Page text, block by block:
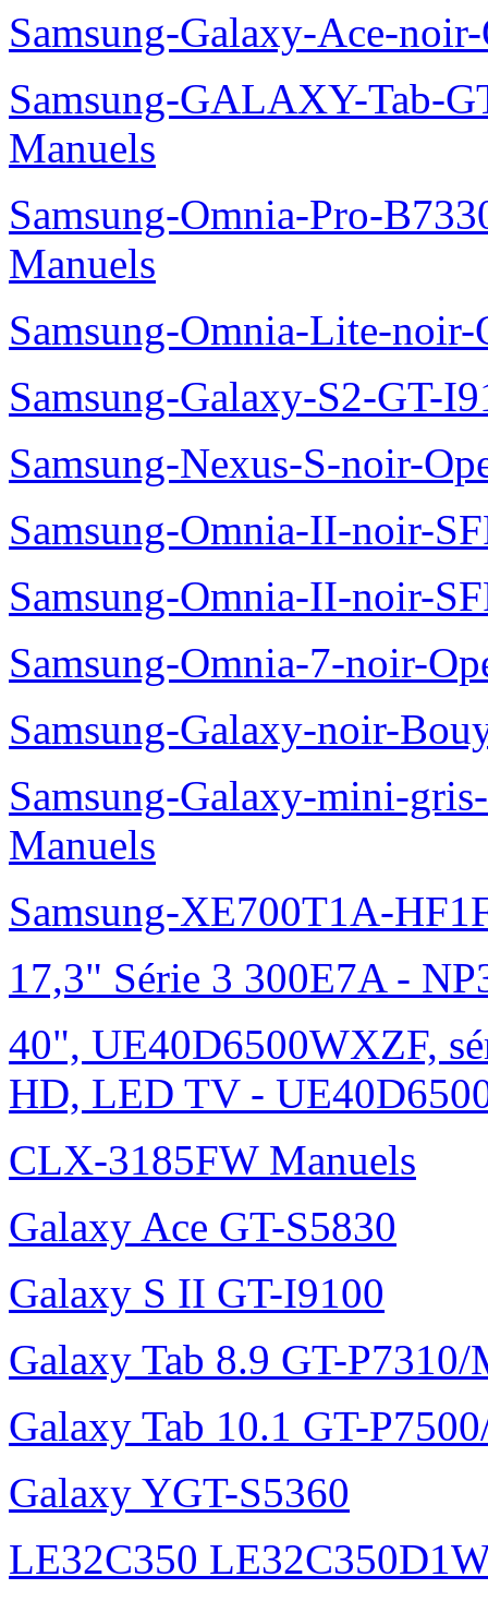
Samsung-Galaxy-Ace-
Samsung-GALAXY-Tab-
Manuels
Samsung-Omnia-Pro-
Manuels
Samsung-Omnia-Lite-
Samsung-Galaxy-S2-GT-
Samsung-Nexus-S-noir-
Samsung-Omnia-II-noir-
Samsung-Omnia-II-noir-
Samsung-Omnia-7-noir-
Samsung-Galaxy-noir-
Samsung-Galaxy-mini-
Manuels
Samsung-XE700T1A-
17,3" Série 3 300E7A -
40", UE40D6500WXZF,
HD, LED TV -
CLX-3185FW Manuels
Galaxy Ace GT-S5830
Galaxy S II GT-I9100
Galaxy Tab 8.9 GT-P7310/
Galaxy Tab 10.1 GT-
Galaxy YGT-S5360
LE32C350